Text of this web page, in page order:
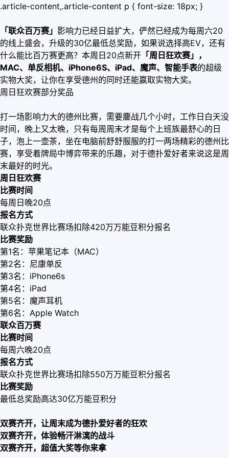
.article-content,.article-content p { font-size: 18px; }
「联众百万赛」 影响力已经日益扩大，俨然已经成为每周六20
的线上盛会，升级的30亿最低总奖励，如果说选择高EV，还有
什么能比百万赛更高？本周日20点新开 「周日狂欢赛」，
MAC、单反相机、iPhone6S、iPad、魔声、智能手表的超级
实物大奖，让你在享受德州的同时还能赢取实物大奖。
周日狂欢赛部分奖品
打一场影响力大的德州比赛，需要鏖战几个小时，工作日白天没
时间，晚上又太晚，只有每周周末才是每个上班族最舒心的日
子，泡上一壶茶，坐在电脑前舒舒服服的打一两场精彩的德州比
赛，享受着牌局中博弈带来的乐趣，对于德扑爱好者来说这是周
末最好的时光。
周日狂欢赛
比赛时间
每周日晚20点
报名方式
联众扑克世界比赛场扣除420万万能豆积分报名
比赛奖励
第1名：苹果笔记本（MAC）
第2名：尼康单反
第3名：iPhone6s
第4名：iPad
第5名：魔声耳机
第6名：Apple Watch
联众百万赛
比赛时间
每周六晚20点
报名方式
联众扑克世界比赛场扣除550万万能豆积分报名
比赛奖励
最低总奖励高达30亿万能豆积分
双赛齐开，让周末成为德扑爱好者的狂欢
双赛齐开，体验畅汗淋漓的战斗
双赛齐开，超值大奖等你来拿